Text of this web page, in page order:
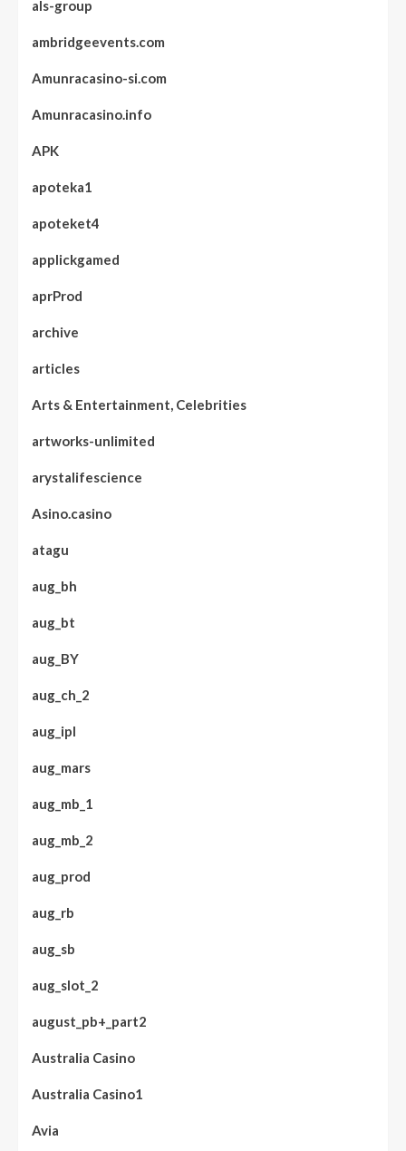
als-group
ambridgeevents.com
Amunracasino-si.com
Amunracasino.info
APK
apoteka1
apoteket4
applickgamed
aprProd
archive
articles
Arts & Entertainment, Celebrities
artworks-unlimited
arystalifescience
Asino.casino
atagu
aug_bh
aug_bt
aug_BY
aug_ch_2
aug_ipl
aug_mars
aug_mb_1
aug_mb_2
aug_prod
aug_rb
aug_sb
aug_slot_2
august_pb+_part2
Australia Casino
Australia Casino1
Avia